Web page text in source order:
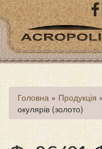
Перейти
до
основного
матеріалу
Ви
є
тут
Головна » Продукція
окулярів (золото)